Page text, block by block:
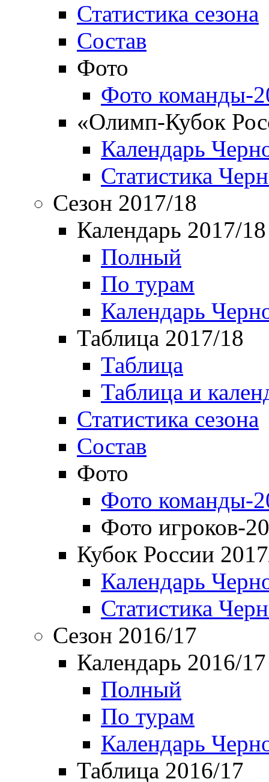
Статистика сезона
Состав
Фото
Фото команды-
«Олимп-Кубок
Календарь
Статистика
Сезон 2017/18
Календарь 2017/18
Полный
По турам
Календарь
Таблица 2017/18
Таблица
Таблица и
Статистика сезона
Состав
Фото
Фото команды-
Фото игроков-
Кубок России
Календарь
Статистика
Сезон 2016/17
Календарь 2016/17
Полный
По турам
Календарь
Таблица 2016/17